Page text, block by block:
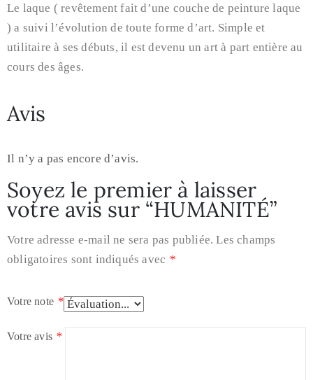
Le laque ( revêtement fait d’une couche de peinture laque
) a suivi l’évolution de toute forme d’art. Simple et
utilitaire à ses débuts, il est devenu un art à part entière au
cours des âges.
Avis
Il n’y a pas encore d’avis.
Soyez le premier à laisser
votre avis sur “HUMANITÉ”
Votre adresse e-mail ne sera pas publiée. Les champs
obligatoires sont indiqués avec *
Votre note *
Votre avis *